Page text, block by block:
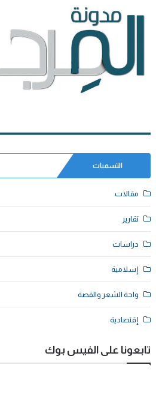
التسميات
مقالات
تقارير
دراسات
إسلامية
واحة الشعر والقصة
إقتصادية
تابعونا على الفيس بوك